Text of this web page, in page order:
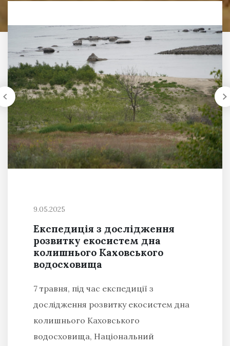
9.05.2025
Експедиція з дослідження
розвитку екосистем дна
колишнього Каховського
водосховища
7 травня, під час експедиції з
дослідження розвитку екосистем дна
колишнього Каховського
водосховища, Національний